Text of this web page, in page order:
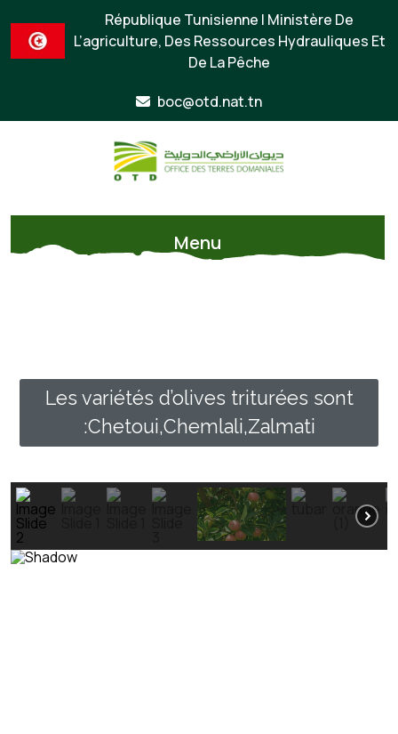
République Tunisienne | Ministère De
L’agriculture, Des Ressources Hydrauliques Et
De La Pêche
boc@otd.nat.tn
Menu
Les variétés d’olives triturées sont
:Chetoui,Chemlali,Zalmati